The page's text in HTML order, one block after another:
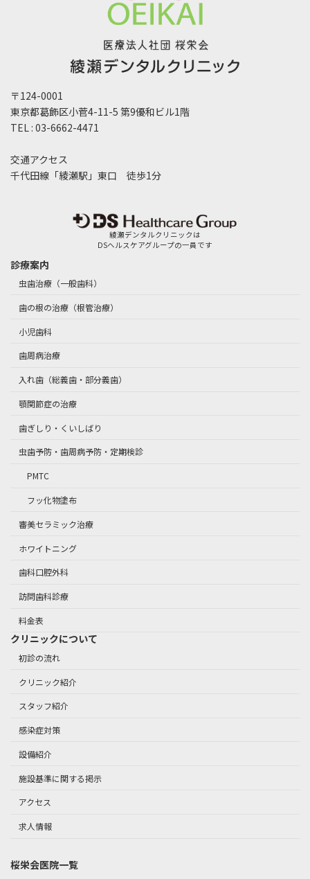
〒124-0001
東京都葛飾区小菅4-11-5 第9優和ビル1階
TEL : 03-6662-4471
交通アクセス
千代田線「綾瀬駅」東口 徒歩1分
綾瀬デンタルクリニックは
DSヘルスケアグループの一員です
診療案内
虫歯治療（一般歯科）
歯の根の治療（根管治療）
小児歯科
歯周病治療
入れ歯（総義歯・部分義歯）
顎関節症の治療
歯ぎしり・くいしばり
虫歯予防・歯周病予防・定期検診
PMTC
フッ化物塗布
審美セラミック治療
ホワイトニング
歯科口腔外科
訪問歯科診療
料金表
クリニックについて
初診の流れ
クリニック紹介
スタッフ紹介
感染症対策
設備紹介
施設基準に関する掲示
アクセス
求人情報
桜栄会医院一覧